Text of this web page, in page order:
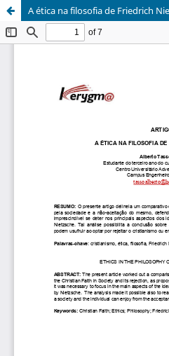
A ética na filosofia de Friedrich